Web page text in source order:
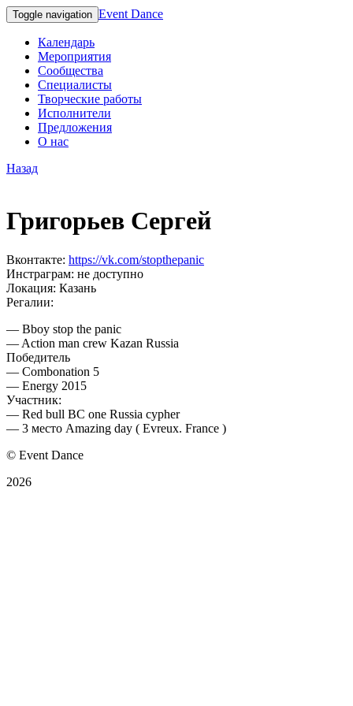
Toggle navigation Event Dance
Календарь
Мероприятия
Сообщества
Специалисты
Творческие работы
Исполнители
Предложения
О нас
Назад
Григорьев Сергей
Вконтакте: https://vk.com/stopthepanic
Инстраграм: не доступно
Локация: Казань
Регалии:
— Bboy stop the panic
— Action man crew Kazan Russia
Победитель
— Combonation 5
— Energy 2015
Участник:
— Red bull BC one Russia cypher
— 3 место Amazing day ( Evreux. France )
© Event Dance
2026